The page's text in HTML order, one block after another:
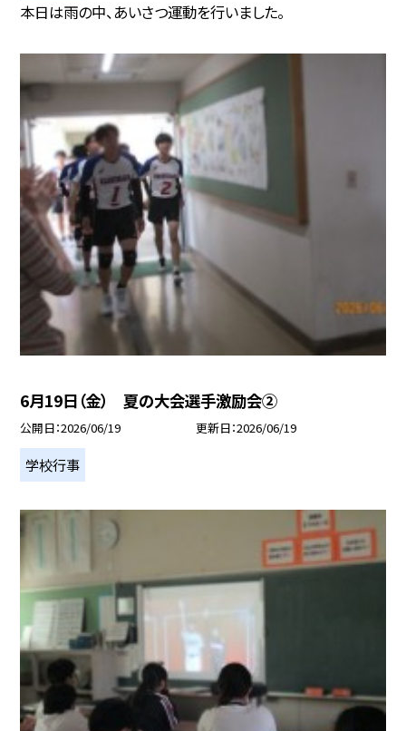
本日は雨の中、あいさつ運動を行いました。
6月19日（金） 夏の大会選手激励会②
公開日 2026/06/19 更新日 2026/06/19
学校行事